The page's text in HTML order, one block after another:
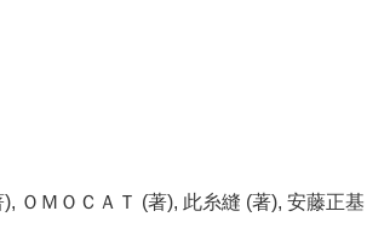
ＯＭＯＣＡＴ (著), 此糸縫 (著), 安藤正基